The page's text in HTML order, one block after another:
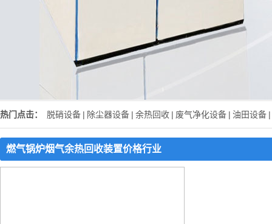
热门点击： 脱硝设备 | 除尘器设备 | 余热回收 | 废气净化设备 | 油田设备 |
燃气锅炉烟气余热回收装置价格行业